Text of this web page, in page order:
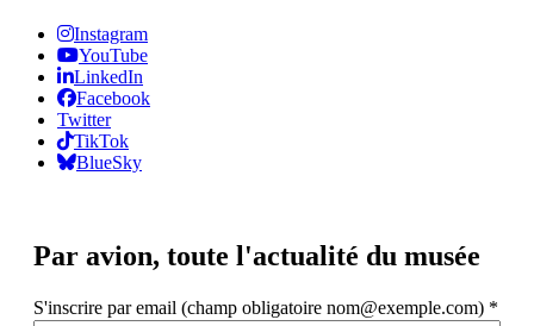
Instagram
YouTube
LinkedIn
Facebook
Twitter
TikTok
BlueSky
Par avion, toute l'actualité du musée
S'inscrire par email (champ obligatoire nom@exemple.com) *